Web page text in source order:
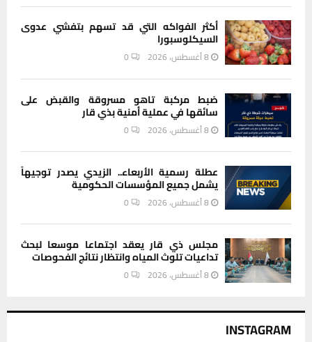
أكثر الفواكه التي قد تسهم بتفشي عدوى
السيكلوسبورا
8 أغسطس، 2026 0
ضبط مركبة تاهو مسروقة والقبض على
سائقها في عملية أمنية بذي قار
8 أغسطس، 2026 0
عطلة رسمية الأربعاء.. الزيدي يصدر توجيهاً
يشمل جميع المؤسسات الحكومية
8 أغسطس، 2026 0
مجلس ذي قار يعقد اجتماعا موسعا لبحث
تداعيات تلوث المياه وانتظار نتائج الفحوصات
8 أغسطس، 2026 0
INSTAGRAM